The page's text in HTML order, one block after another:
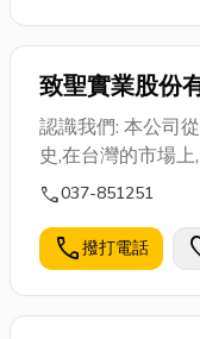
致聖實業股份
認識我們: 本公司
史,在台灣的市場
最先進的機台與技
使命！
call037-851251
call撥打電話